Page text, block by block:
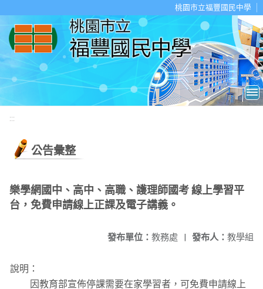
桃園市立福豐國民中學
:::
公告彙整
樂學網國中、高中、高職、護理師國考 線上學習平
台，免費申請線上正課及電子講義。
發布人： 教學組
發布單位： 教務處 |
說明：
因教育部宣佈停課需要在家學習者，可免費申請線上